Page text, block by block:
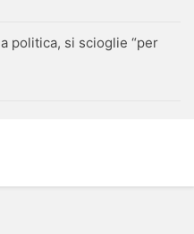
politica, si scioglie “per